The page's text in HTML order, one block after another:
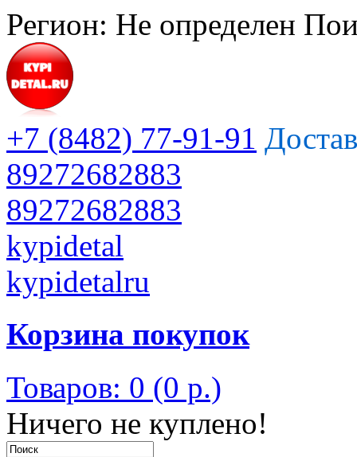
Регион: Не определен
+7 (8482) 77-91-91
89272682883
89272682883
kypidetal
kypidetalru
Корзина покупок
Товаров: 0 (0 р.)
Ничего не куплено!